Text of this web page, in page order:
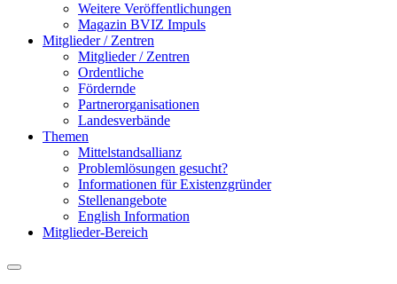
Weitere Veröffentlichungen
Magazin BVIZ Impuls
Mitglieder / Zentren
Mitglieder / Zentren
Ordentliche
Fördernde
Partnerorganisationen
Landesverbände
Themen
Mittelstandsallianz
Problemlösungen gesucht?
Informationen für Existenzgründer
Stellenangebote
English Information
Mitglieder-Bereich